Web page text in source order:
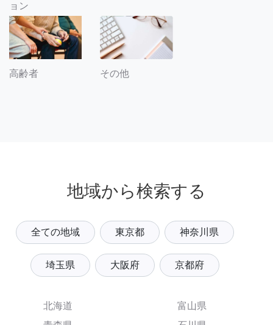
ョン
高齢者 その他
地域から検索する
全ての地域 東京都 神奈川県
埼玉県 大阪府 京都府
北海道
富山県